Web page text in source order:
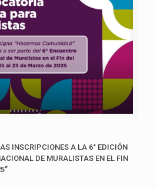
INSCRIPCIONES A LA 6° EDICIÓN
DE MURALISTAS EN EL FIN